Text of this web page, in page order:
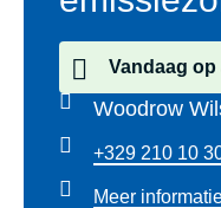
Vandaag op
Woodrow
+329 210 10
Meer